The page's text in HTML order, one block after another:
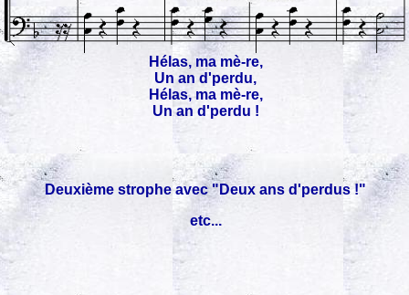
Hélas, ma mè-re,
Un an d'perdu,
Hélas, ma mè-re,
Un an d'perdu !
Deuxième strophe avec "Deux ans d'perdus !"
etc...